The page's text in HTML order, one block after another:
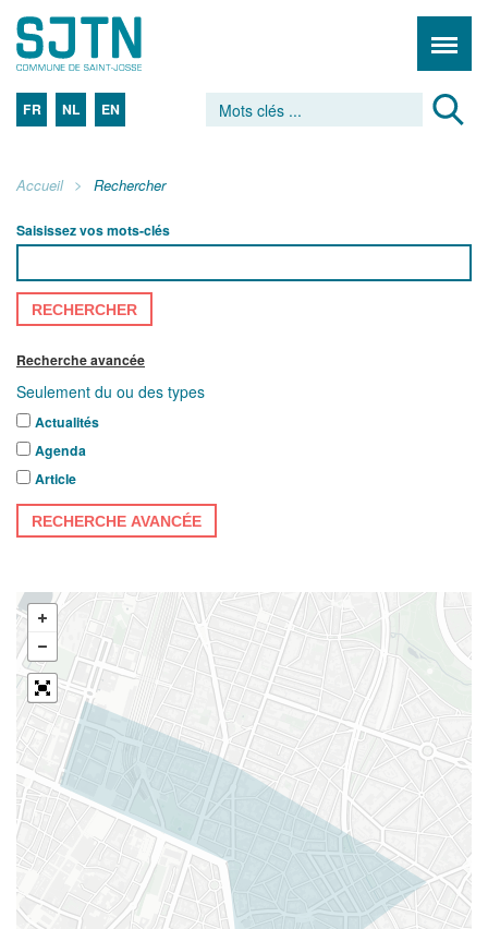
FR NL EN
Accueil Rechercher
Saisissez vos mots-clés
RECHERCHER
Recherche avancée
Seulement du ou des types
Actualités
Agenda
Article
RECHERCHE AVANCÉE